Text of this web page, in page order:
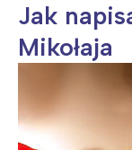
Jak
Mikołaja